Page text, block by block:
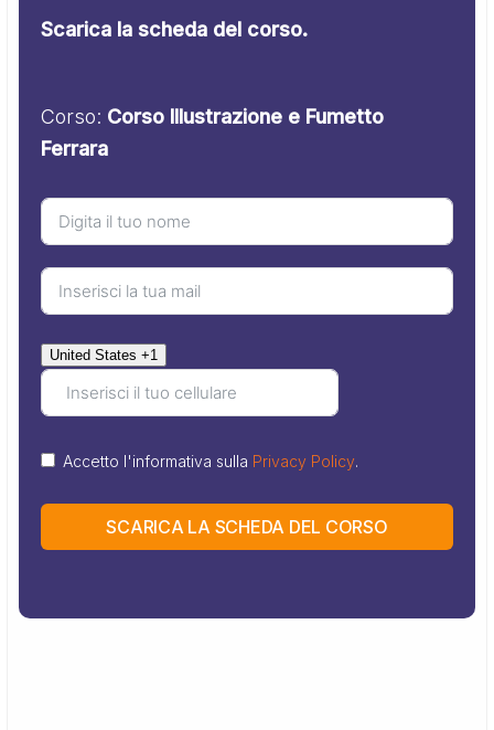
Scarica la scheda del corso.
Corso: Corso Illustrazione e Fumetto
Ferrara
United States +1
Accetto l'informativa sulla Privacy Policy.
SCARICA LA SCHEDA DEL CORSO